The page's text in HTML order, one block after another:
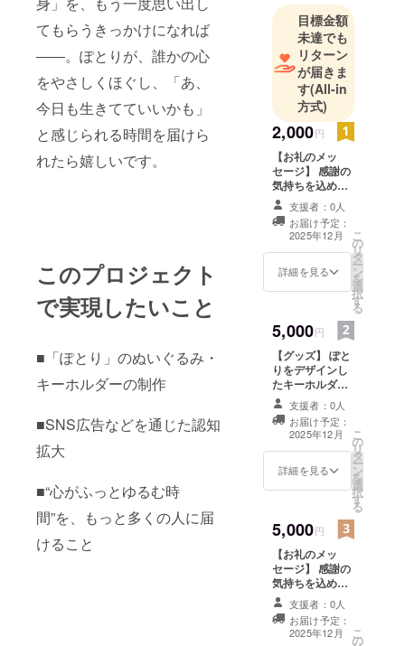
てもらうきっかけになれば
――。ぽとりが、誰かの心
をやさしくほぐし、「あ、
今日も生きてていいかも」
と感じられる時間を届けら
れたら嬉しいです。
このプロジェクト
で実現したいこと
■「ぽとり」のぬいぐるみ・
キーホルダーの制作
■SNS広告などを通じた認知
拡大
■“心がふっとゆるむ時
間”を、もっと多くの人に届
けること
て、自分の
世界観を少
しずつ広げ
てきまし
た。
このたび、
もっと多く
の方に想い
を届けたく
て、クラウ
ドファン
ディングに
挑戦するこ
とを決めま
した。
心がふっと
軽くなるよ
うな、小さ
な幸せをお
届けできた
ら嬉しいで
す。
応援、どう
ぞよろしく
します
目標金額
未達でも
リターン
が届きま
す(All-in
方式)
2,000円
【お礼のメッ
セージ】 感謝の
気持ちを込め
て、お礼のメッ
セージをお送り
します。 ※この
リターンは5000
円（お礼のメッ
セージ）及び
じ内容になりま
す。
支援者：0人
お届け予定：
2025年12月
詳細を見る
こ
の
リ
タ
ー
ン
を
選
択
す
る
5,000円
【グッズ】 ぽと
りをデザインし
たキーホルダー
を提供します。
（商品の説明）
・数量：1点 ・
サイズ：約5cm
支援者：0人
お届け予定：
2025年12月
詳細を見る
こ
の
リ
タ
ー
ン
を
選
択
す
る
5,000円
【お礼のメッ
セージ】 感謝の
気持ちを込め
て、お礼のメッ
セージをお送り
します。 ※この
リターンは2000
支援者：0人
お届け予定：
2025年12月
こ
の